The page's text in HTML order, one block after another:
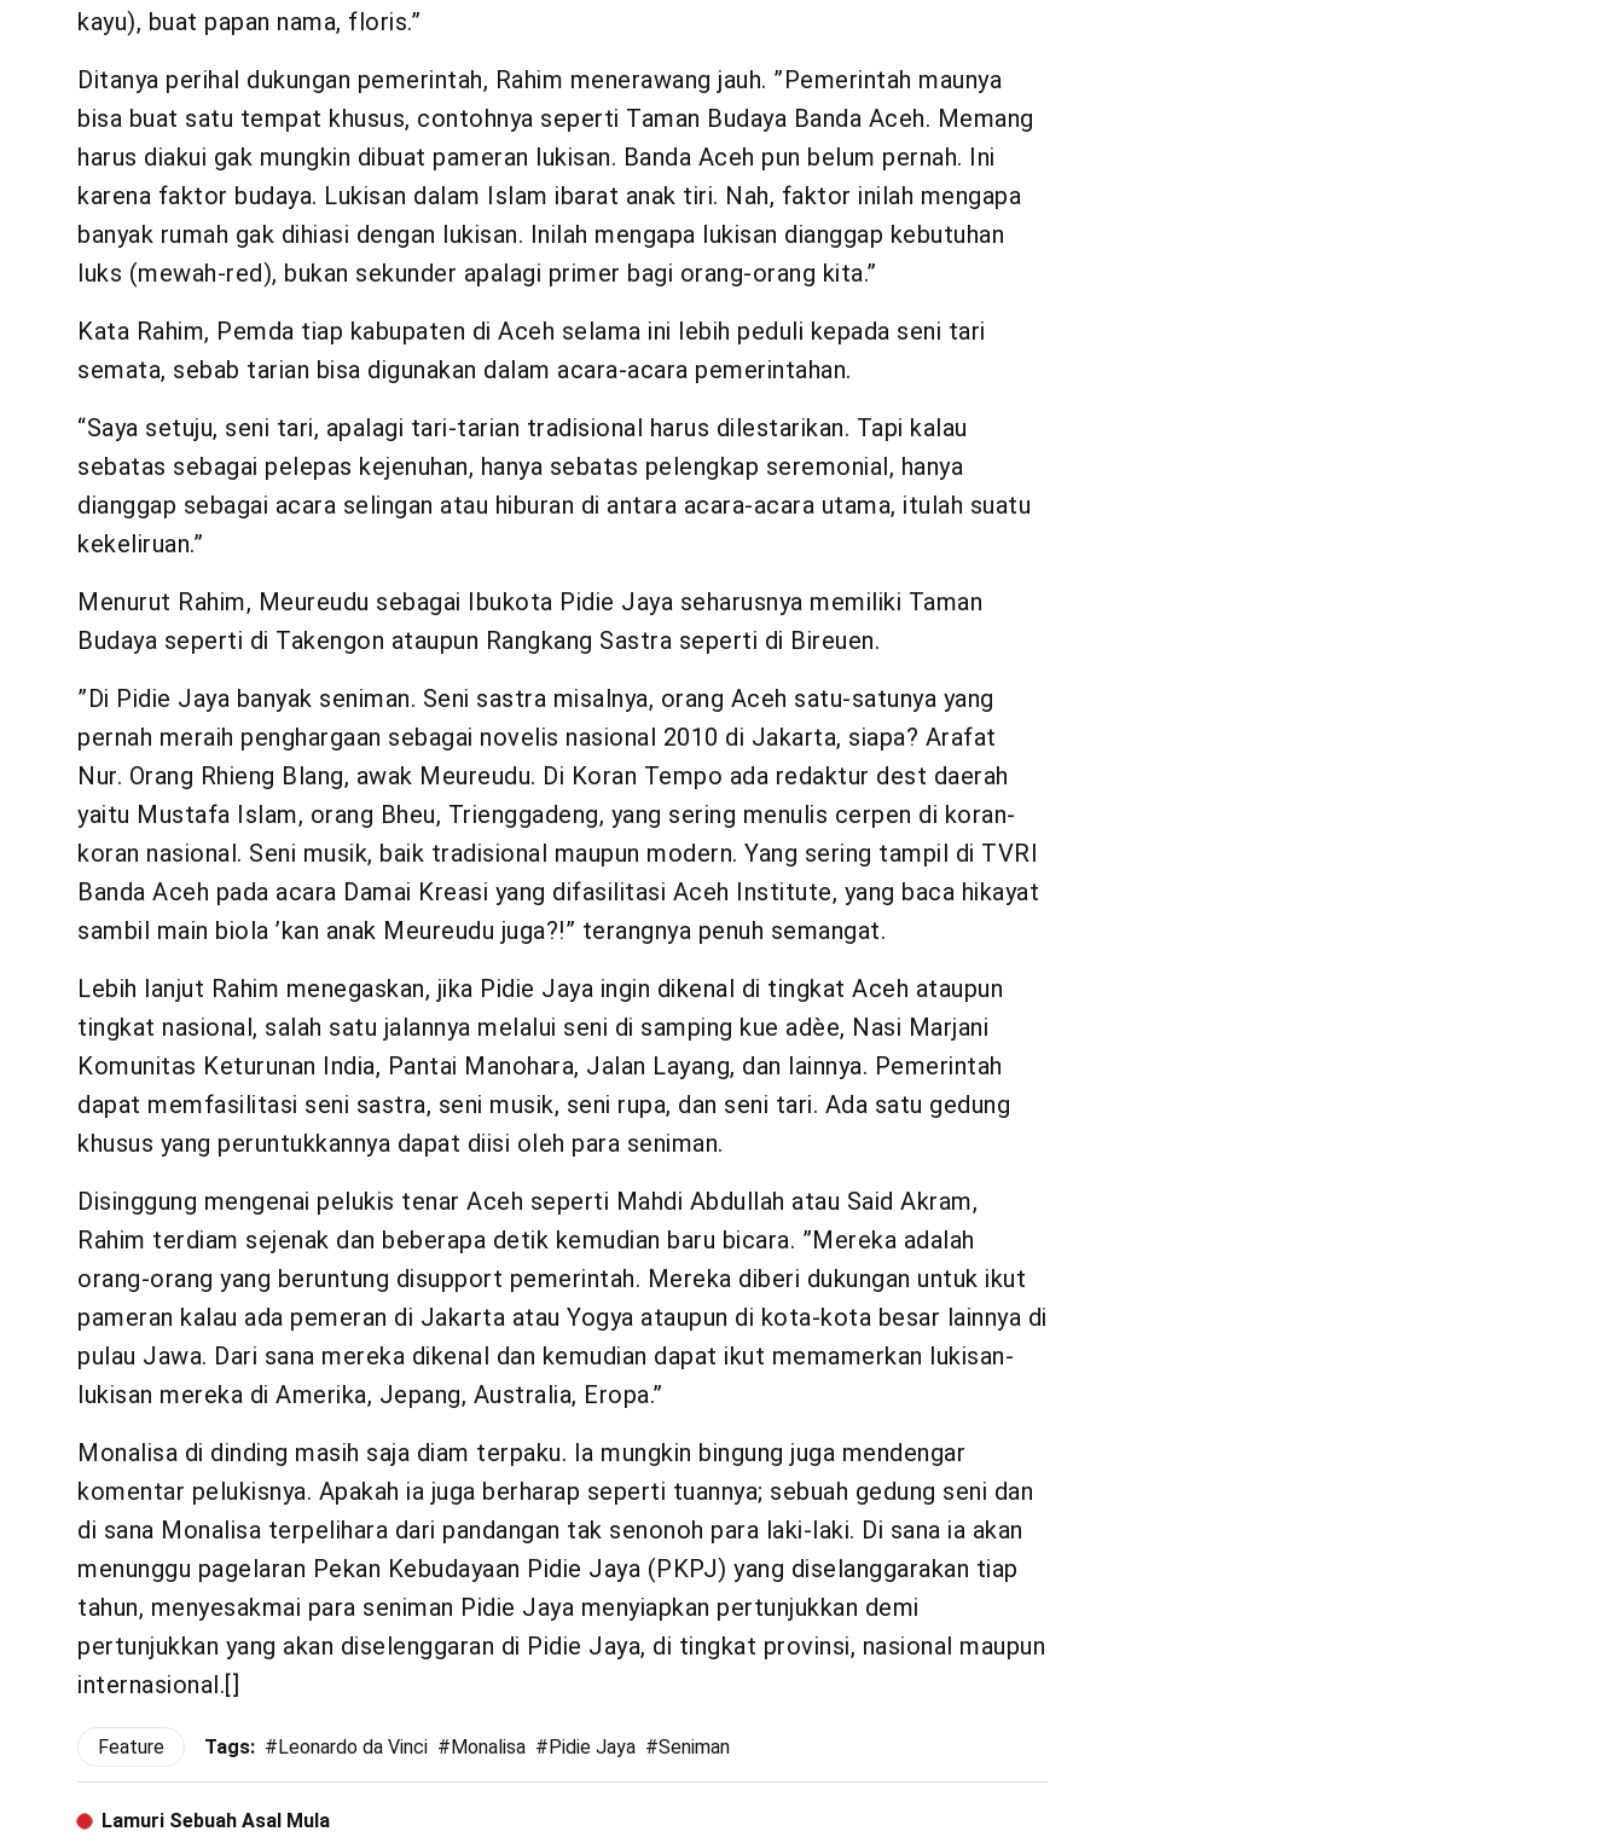
kayu), buat papan nama, floris.”
Ditanya perihal dukungan pemerintah, Rahim menerawang jauh. ”Pemerintah maunya
bisa buat satu tempat khusus, contohnya seperti Taman Budaya Banda Aceh. Memang
harus diakui gak mungkin dibuat pameran lukisan. Banda Aceh pun belum pernah. Ini
karena faktor budaya. Lukisan dalam Islam ibarat anak tiri. Nah, faktor inilah mengapa
banyak rumah gak dihiasi dengan lukisan. Inilah mengapa lukisan dianggap kebutuhan
luks (mewah-red), bukan sekunder apalagi primer bagi orang-orang kita.”
Kata Rahim, Pemda tiap kabupaten di Aceh selama ini lebih peduli kepada seni tari
semata, sebab tarian bisa digunakan dalam acara-acara pemerintahan.
“Saya setuju, seni tari, apalagi tari-tarian tradisional harus dilestarikan. Tapi kalau
sebatas sebagai pelepas kejenuhan, hanya sebatas pelengkap seremonial, hanya
dianggap sebagai acara selingan atau hiburan di antara acara-acara utama, itulah suatu
kekeliruan.”
Menurut Rahim, Meureudu sebagai Ibukota Pidie Jaya seharusnya memiliki Taman
Budaya seperti di Takengon ataupun Rangkang Sastra seperti di Bireuen.
”Di Pidie Jaya banyak seniman. Seni sastra misalnya, orang Aceh satu-satunya yang
pernah meraih penghargaan sebagai novelis nasional 2010 di Jakarta, siapa? Arafat
Nur. Orang Rhieng Blang, awak Meureudu. Di Koran Tempo ada redaktur dest daerah
yaitu Mustafa Islam, orang Bheu, Trienggadeng, yang sering menulis cerpen di koran-
koran nasional. Seni musik, baik tradisional maupun modern. Yang sering tampil di TVRI
Banda Aceh pada acara Damai Kreasi yang difasilitasi Aceh Institute, yang baca hikayat
sambil main biola ’kan anak Meureudu juga?!” terangnya penuh semangat.
Lebih lanjut Rahim menegaskan, jika Pidie Jaya ingin dikenal di tingkat Aceh ataupun
tingkat nasional, salah satu jalannya melalui seni di samping kue adèe, Nasi Marjani
Komunitas Keturunan India, Pantai Manohara, Jalan Layang, dan lainnya. Pemerintah
dapat memfasilitasi seni sastra, seni musik, seni rupa, dan seni tari. Ada satu gedung
khusus yang peruntukkannya dapat diisi oleh para seniman.
Disinggung mengenai pelukis tenar Aceh seperti Mahdi Abdullah atau Said Akram,
Rahim terdiam sejenak dan beberapa detik kemudian baru bicara. ”Mereka adalah
orang-orang yang beruntung disupport pemerintah. Mereka diberi dukungan untuk ikut
pameran kalau ada pemeran di Jakarta atau Yogya ataupun di kota-kota besar lainnya di
pulau Jawa. Dari sana mereka dikenal dan kemudian dapat ikut memamerkan lukisan-
lukisan mereka di Amerika, Jepang, Australia, Eropa.”
Monalisa di dinding masih saja diam terpaku. Ia mungkin bingung juga mendengar
komentar pelukisnya. Apakah ia juga berharap seperti tuannya; sebuah gedung seni dan
di sana Monalisa terpelihara dari pandangan tak senonoh para laki-laki. Di sana ia akan
menunggu pagelaran Pekan Kebudayaan Pidie Jaya (PKPJ) yang diselanggarakan tiap
tahun, menyesakmai para seniman Pidie Jaya menyiapkan pertunjukkan demi
pertunjukkan yang akan diselenggaran di Pidie Jaya, di tingkat provinsi, nasional maupun
internasional.[]
Feature Tags: # Leonardo da Vinci # Monalisa # Pidie Jaya #Seniman
Lamuri Sebuah Asal Mula